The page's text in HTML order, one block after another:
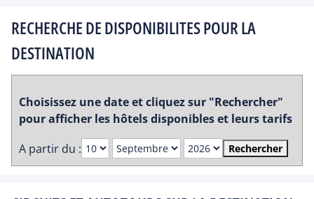
RECHERCHE DE DISPONIBILITES POUR LA
DESTINATION
Choisissez une date et cliquez sur "Rechercher"
pour afficher les hôtels disponibles et leurs tarifs
A partir du :
Rechercher